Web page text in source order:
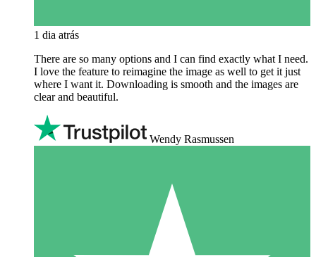
1 dia atrás
There are so many options and I can find exactly what I need.
I love the feature to reimagine the image as well to get it just
where I want it. Downloading is smooth and the images are
clear and beautiful.
Wendy Rasmussen